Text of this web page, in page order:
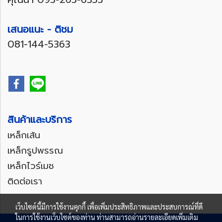
เสนอแนะ - ติชม
081-144-5363
สินค้าและบริการ
เหล็กเส้น
เหล็กรูปพรรณ
เหล็กไวร์เมช
ติดต่อเรา
เว็บไซต์นี้มีการใช้งานคุกกี้ เพื่อเพิ่มประสิทธิภาพและประสบการณ์ที่ดี
ในการใช้งานเว็บไซต์ของท่าน ท่านสามารถอ่านรายละเอียดเพิ่มเติม